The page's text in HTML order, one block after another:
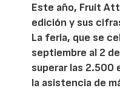
Este año, Fruit
edición y sus
La feria, que se
septiembre al 2
superar las 2.500
la asistencia de